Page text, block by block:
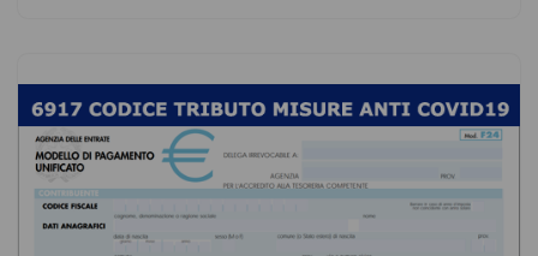
e
b
o
o
k
er s
A
p
p
di
t
e
n
g
er
e